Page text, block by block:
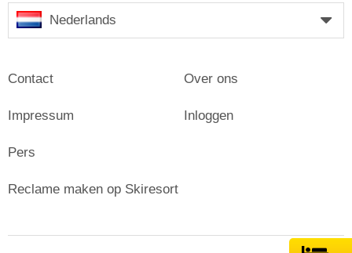
Nederlands
Contact
Impressum
Pers
Over ons
Inloggen
Reclame maken op Skiresort